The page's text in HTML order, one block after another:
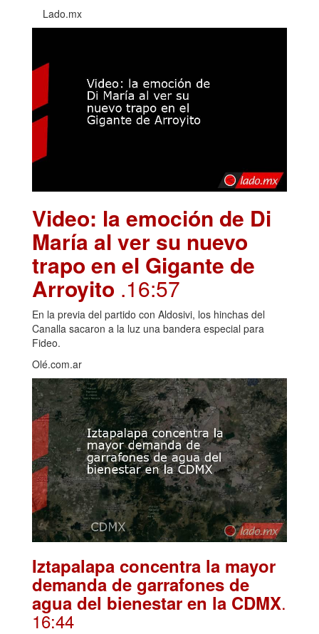
Lado.mx
Video: la emoción de Di
María al ver su nuevo
trapo en el Gigante de
Arroyito .16:57
En la previa del partido con Aldosivi, los hinchas del
Canalla sacaron a la luz una bandera especial para
Fideo.
Olé.com.ar
Iztapalapa concentra la mayor
demanda de garrafones de
agua del bienestar en la CDMX.
16:44